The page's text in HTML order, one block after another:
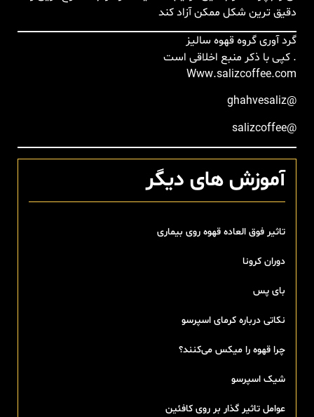
دقیق ترین شکل ممکن آزاد کند
گرد آوری گروه قهوه سالیز
. کپی با ذکر منبع اخلاقی است
Www.salizcoffee.com
@ghahvesaliz
@salizcoffee
آموزش های دیگر
تاثیر فوق العاده قهوه روی بیماری
دوران کرونا
بای پس
نکاتی درباره کرمای اسپرسو
چرا قهوه را میکس می‌کنند؟
شیک اسپرسو
عوامل تاثیر گذار بر روی کافئین